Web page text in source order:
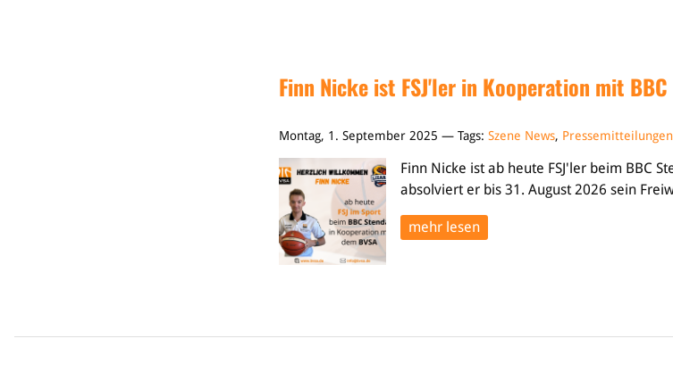
Finn Nicke ist FSJ'ler in Kooperation mit
Montag, 1. September 2025 — Tags: Szene News, Pressemitteilungen
Finn Nicke ist ab heute FSJ'ler beim BBC
absolviert er bis 31. August 2026 sein
mehr lesen